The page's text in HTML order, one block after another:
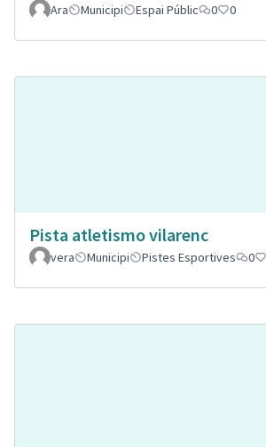
Ara Municipi Espai Públic 0 0
Pista atletismo vilarenc
vera
Municipi Pistes Esportives 0